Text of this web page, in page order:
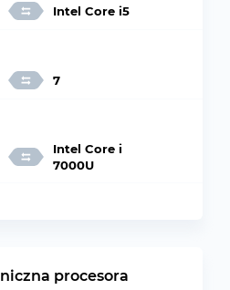
Intel Core i5
7
Intel Core i
7000U
procesora